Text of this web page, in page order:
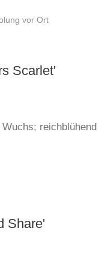
vor Ort
Scarlet'
reichblühend
Share'